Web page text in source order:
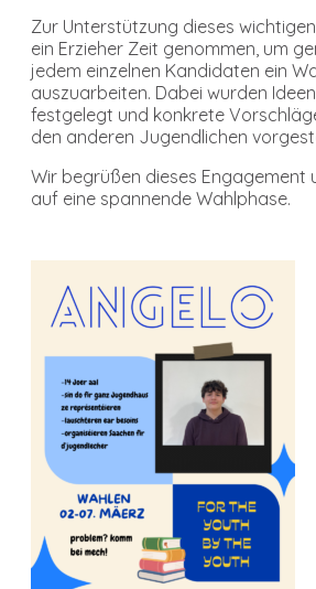
Zur Unterstützung dieses
ein Erzieher Zeit genommen, um
jedem einzelnen Kandidaten ein
auszuarbeiten. Dabei wurden
festgelegt und konkrete
den anderen Jugendlichen
Wir begrüßen dieses Engagement
auf eine spannende Wahlphase.